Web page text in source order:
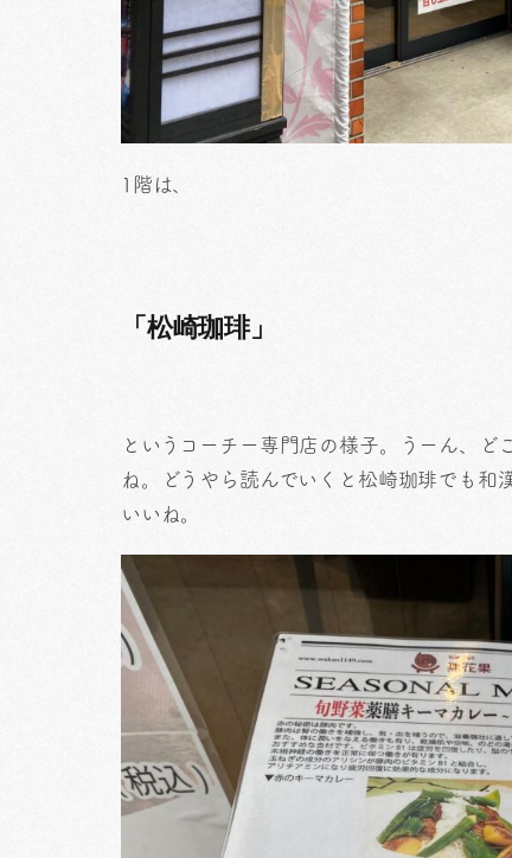
1階は、
「松崎珈琲」
というコーチー専門店の様子。うーん、
ね。どうやら読んでいくと松崎珈琲でも和
いいね。